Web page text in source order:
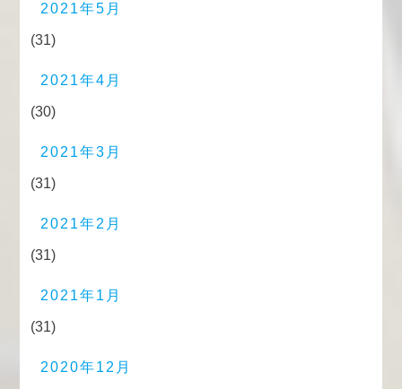
2021年5月
(31)
2021年4月
(30)
2021年3月
(31)
2021年2月
(31)
2021年1月
(31)
2020年12月